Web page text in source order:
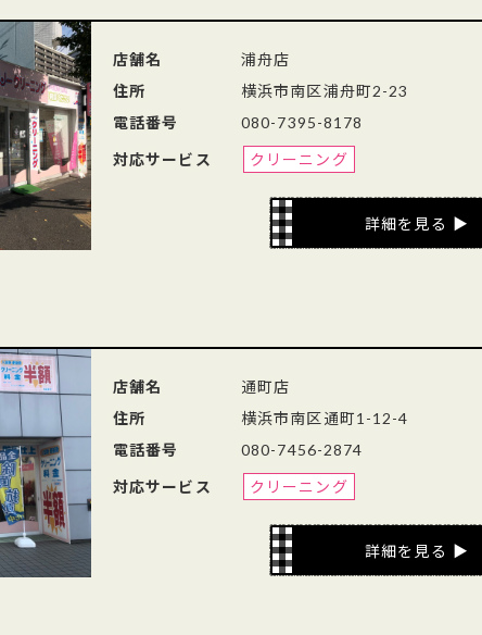
店舗名
浦舟店
住所
横浜市南区浦舟町2-23
電話番号
080-7395-8178
対応サービス
クリーニング
詳細を見る
店舗名
通町店
住所
横浜市南区通町1-12-4
電話番号
080-7456-2874
対応サービス
クリーニング
詳細を見る